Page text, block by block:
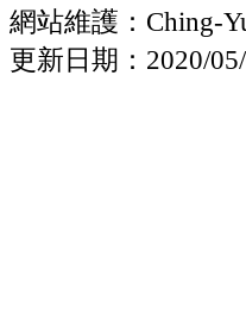
網站維護：Ching-
更新日期：2020/05/